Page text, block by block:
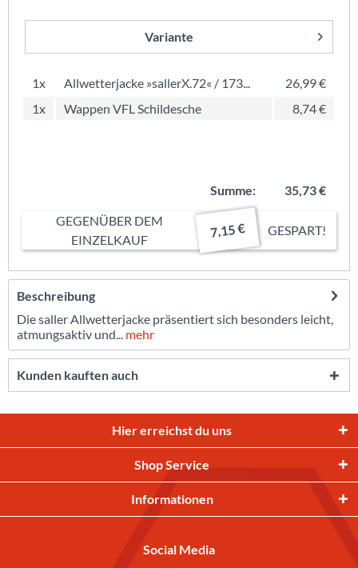
Variante
1x Allwetterjacke »sallerX.72« / 173...
26,99 €
1x
Wappen VFL Schildesche 8,74 €
Summe:
35,73 €
GEGENÜBER DEM
EINZELKAUF
7,15 € GESPART!
Beschreibung
Die saller Allwetterjacke präsentiert sich besonders leicht,
atmungsaktiv und... mehr
Kunden kauften auch
Hier erreichst du uns
Shop Service
Informationen
Social Media